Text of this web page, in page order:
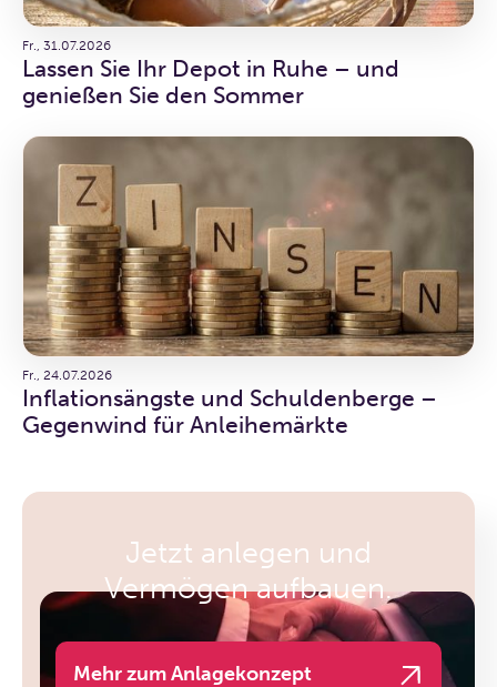
Fr., 31.07.2026
Lassen Sie Ihr Depot in Ruhe – und
genießen Sie den Sommer
Fr., 24.07.2026
Inflationsängste und Schuldenberge –
Gegenwind für Anleihemärkte
Jetzt anlegen und
Vermögen aufbauen.
Mehr zum Anlagekonzept